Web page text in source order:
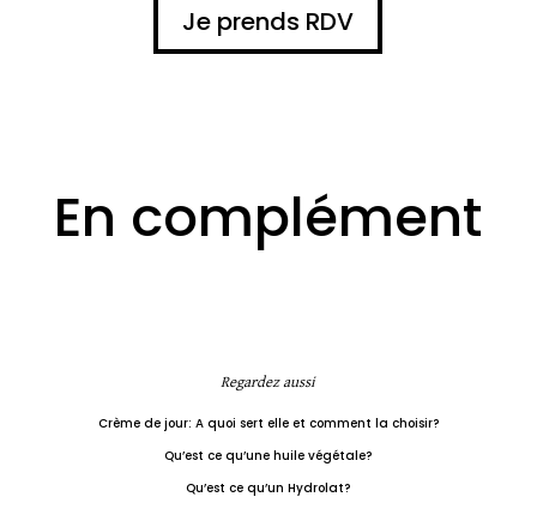
Je prends RDV
En complément
Regardez aussi
Crème de jour: A quoi sert elle et comment la choisir?
Qu’est ce qu’une huile végétale?
Qu’est ce qu’un Hydrolat?